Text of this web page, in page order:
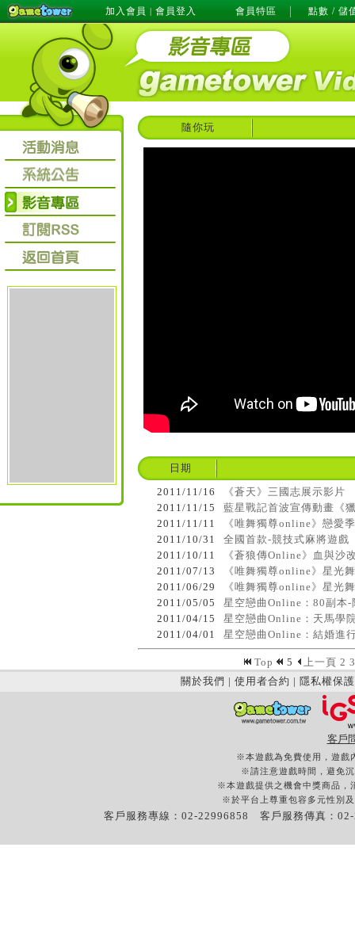
加入會員 | 會員登入 會員特區 點數 / 儲
隨你玩
日期
2011/11/16
《蒼天》三國志展示影片
2011/11/15
藍星戰記首波宣傳動畫《
2011/11/11
《唯舞獨尊online》戀愛
2011/10/31
全國首款-競技式麻將遊戲
2011/10/11
《蒼狼傳Online》血與沙
2011/07/13
《唯舞獨尊online》星光
2011/06/29
《唯舞獨尊online》星光
2011/05/05
星空戀曲Online：80副本-
2011/04/15
星空戀曲Online：天馬學
2011/04/01
星空戀曲Online：結婚進
Top 5 上一頁 2 3
關於我們 | 使用者合約 | 隱私權保護
客戶
※本遊戲為免費使用，遊戲
※請注意遊戲時間，避免
※本遊戲提供之機會中獎商品，
※於平台上尊重包容多元性別
客戶服務專線：02-22996858 客戶服務傳真：